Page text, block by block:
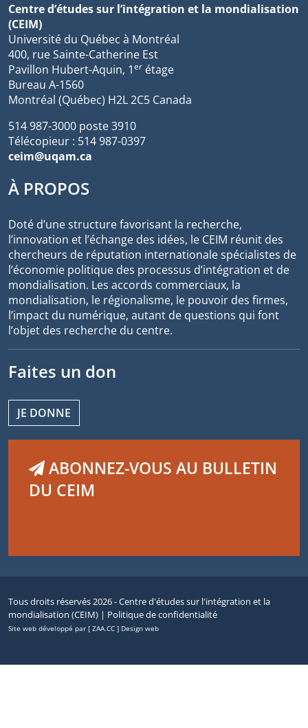
Centre d’études sur l’intégration et la mondialisation
(CEIM)
Université du Québec à Montréal
400, rue Sainte-Catherine Est
Pavillon Hubert-Aquin, 1er étage
Bureau A-1560
Montréal (Québec) H2L 2C5 Canada
514 987-3000 poste 3910
Télécopieur : 514 987-0397
ceim@uqam.ca
À PROPOS
Doté d’une structure favorisant la recherche,
l’innovation et l’échange des idées, le CEIM réunit des
chercheurs de réputation internationale spécialistes de
l’économie politique des processus d’intégration et de
mondialisation. Les accords commerciaux, la
mondialisation, le régionalisme, le pouvoir des firmes,
l’impact du numérique, autant de questions qui font
l’objet des recherche du centre.
Faites un don
JE DONNE
ABONNEZ-VOUS AU BULLETIN
DU CEIM
Tous droits réservés 2026 - Centre d'études sur l'intégration et la
mondialisation (CEIM) | Politique de confidentialité
Site web développé par [ ZAA.CC ] Design web